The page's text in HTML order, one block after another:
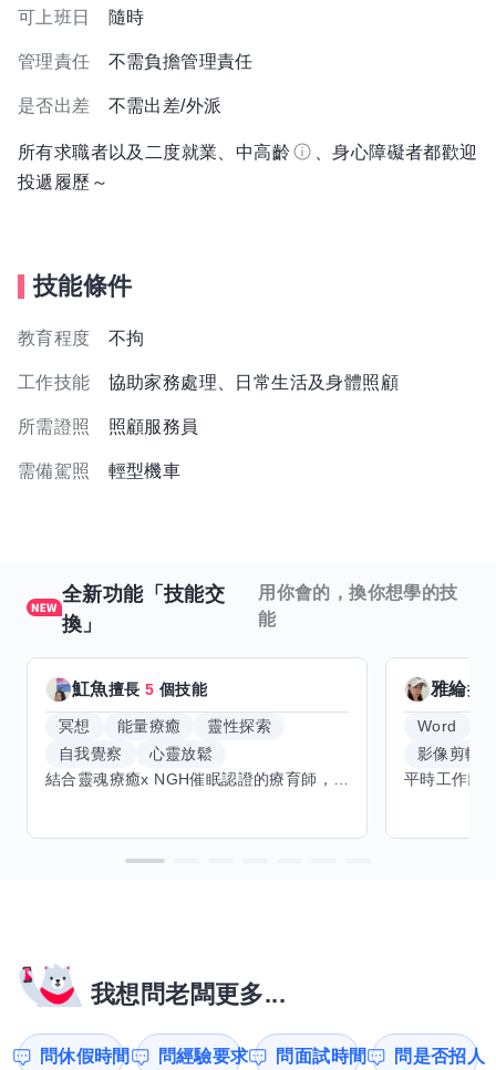
可上班日 隨時
管理責任 不需負擔管理責任
是否出差 不需出差/外派
所有求職者以及二度就業、中高齡
、身心障礙者都歡迎
投遞履歷～
技能條件
教育程度 不拘
工作技能 協助家務處理、日常生活及身體照顧
所需證照 照顧服務員
需備駕照 輕型機車
全新功能「技能交
換」
用你會的，換你想學的技
能
魟魚擅長5 個技能
冥想 能量療癒
靈性探索
自我覺察
心靈放鬆
雅綸擅
Word
影像剪輯
我想問老闆更多...
問休假時間 問經驗要求 問面試時間 問是否招人